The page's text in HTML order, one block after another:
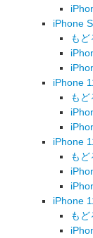
iPhone
もど
iPhone
もど
iPhone
もど
iPhone
もど